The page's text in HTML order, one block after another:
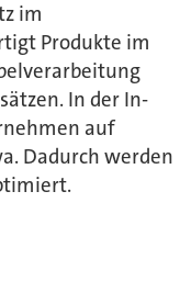
im
Produkte im
In der In-
auf
Dadurch werden